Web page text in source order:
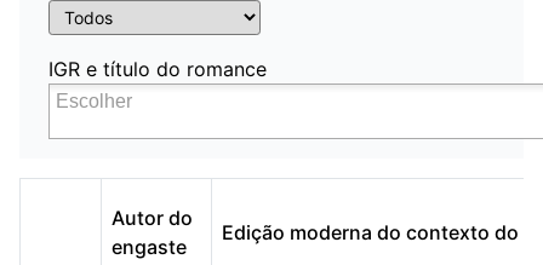
IGR e título do romance
Autor do
engaste
Edição moderna do contexto do